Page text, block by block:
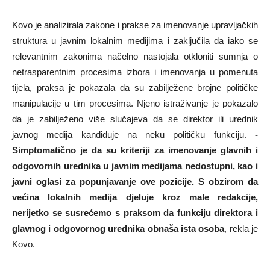
Kovo je analizirala zakone i prakse za imenovanje upravljačkih
struktura u javnim lokalnim medijima i zaključila da iako se
relevantnim zakonima načelno nastojala otkloniti sumnja o
netrasparentnim procesima izbora i imenovanja u pomenuta
tijela, praksa je pokazala da su zabilježene brojne političke
manipulacije u tim procesima. Njeno istraživanje je pokazalo
da je zabilježeno više slučajeva da se direktor ili urednik
javnog medija kandiduje na neku političku funkciju. -
Simptomatično je da su kriteriji za imenovanje glavnih i
odgovornih urednika u javnim medijama nedostupni, kao i
javni oglasi za popunjavanje ove pozicije. S obzirom da
većina lokalnih medija djeluje kroz male redakcije,
nerijetko se susrećemo s praksom da funkciju direktora i
glavnog i odgovornog urednika obnaša ista osoba, rekla je
Kovo.